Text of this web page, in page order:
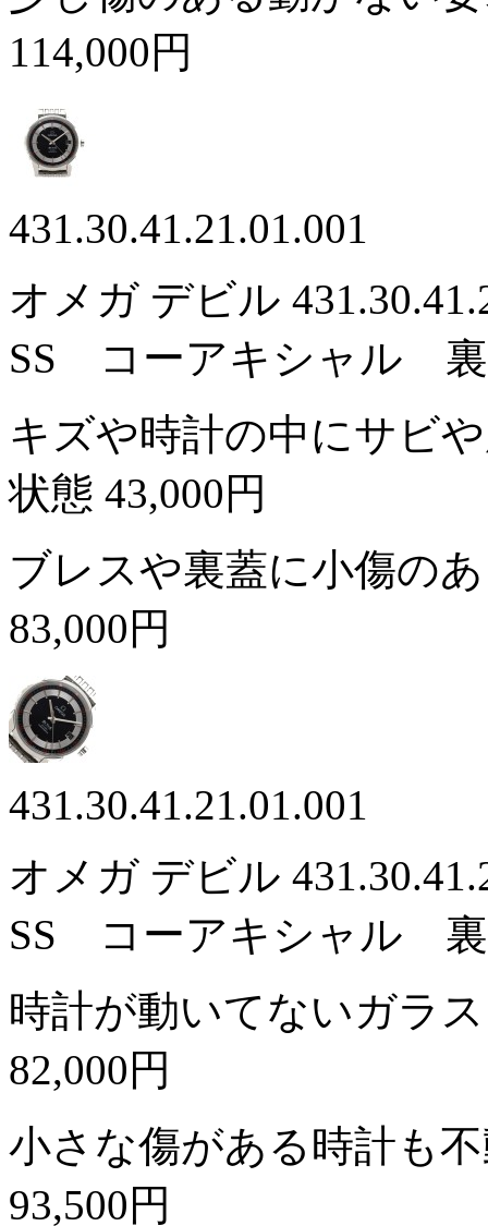
114,000円
431.30.41.21.01.001
オメガ デビル
SS コーアキシャル
キズや時計の中にサビ
状態 43,000円
ブレスや裏蓋に小傷の
83,000円
431.30.41.21.01.001
オメガ デビル
SS コーアキシャル
時計が動いてないガラ
82,000円
小さな傷がある時計も
93,500円